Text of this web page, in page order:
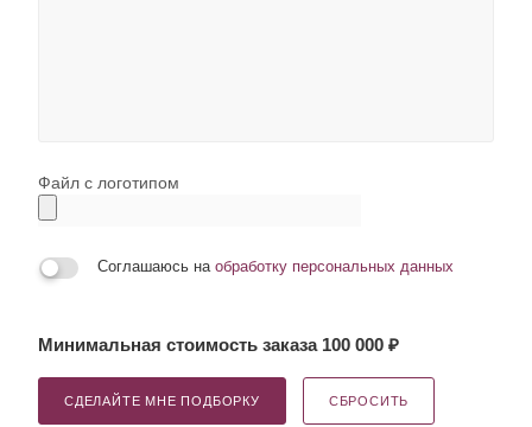
Файл с логотипом
Соглашаюсь на обработку персональных данных
Минимальная стоимость заказа 100 000 ₽
СДЕЛАЙТЕ МНЕ ПОДБОРКУ СБРОСИТЬ